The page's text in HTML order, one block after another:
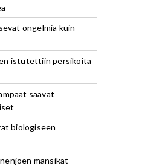
ongelmia kuin
istutettiin persikoita
saavat
biologiseen
mansikat